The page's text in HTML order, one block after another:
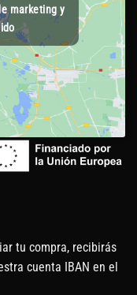
marketing y
tu compra, recibirás
cuenta IBAN en el